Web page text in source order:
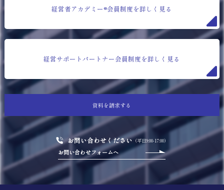
資料を請求する
お問い合わせください（平日9:00-17:00）
お問い合わせフォームへ
経営者アカデミー®会員制度を詳しく見る
経営サポートパートナー会員制度を詳しく見る